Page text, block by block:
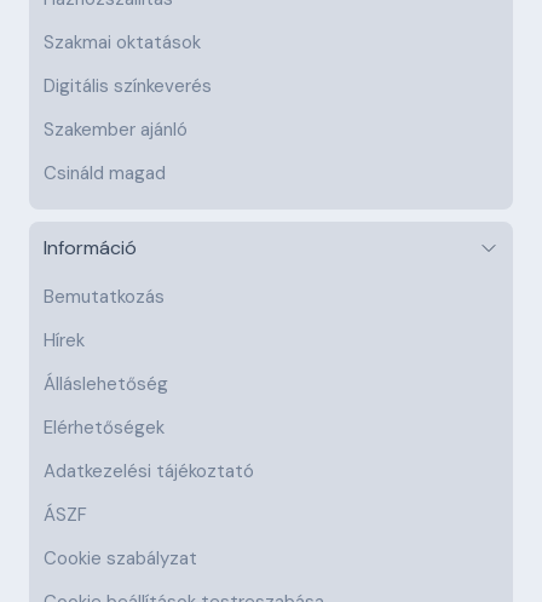
Szakmai oktatások
Digitális színkeverés
Szakember ajánló
Csináld magad
Információ
Bemutatkozás
Hírek
Álláslehetőség
Elérhetőségek
Adatkezelési tájékoztató
ÁSZF
Cookie szabályzat